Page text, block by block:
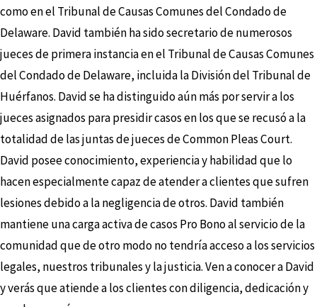
como en el Tribunal de Causas Comunes del Condado de
Delaware. David también ha sido secretario de numerosos
jueces de primera instancia en el Tribunal de Causas Comunes
del Condado de Delaware, incluida la División del Tribunal de
Huérfanos. David se ha distinguido aún más por servir a los
jueces asignados para presidir casos en los que se recusó a la
totalidad de las juntas de jueces de Common Pleas Court.
David posee conocimiento, experiencia y habilidad que lo
hacen especialmente capaz de atender a clientes que sufren
lesiones debido a la negligencia de otros. David también
mantiene una carga activa de casos Pro Bono al servicio de la
comunidad que de otro modo no tendría acceso a los servicios
legales, nuestros tribunales y la justicia. Ven a conocer a David
y verás que atiende a los clientes con diligencia, dedicación y